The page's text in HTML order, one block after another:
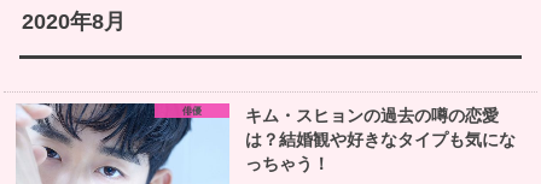
2020年8月
俳優
キム・スヒョンの過去の噂の恋愛
は？結婚観や好きなタイプも気にな
っちゃう！